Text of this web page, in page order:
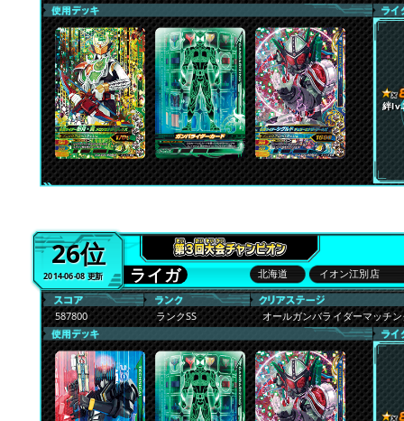
絆
26位
2014-06-08 更新 ライガ 北海道 イオン江別店
587800 ランクSS オールガンバライダーマッチ